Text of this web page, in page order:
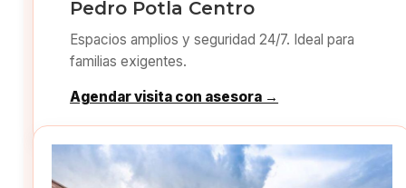
Pedro Potla Centro
Espacios amplios y seguridad 24/7. Ideal para
familias exigentes.
Agendar visita con asesora →